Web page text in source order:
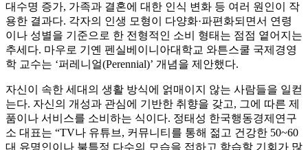
대수명 증가, 가족과 결혼에 대한 인식 변화 등 여러 원인이 작
용한 결과다. 각자의 인생 모형이 다양화·파편화되면서 연령
이나 성별을 기준으로 한 전형적인 소비 형태는 점점 옅어지는
추세다. 마우로 기옌 펜실베이니아대학교 와튼스쿨 국제경영
학 교수는 ‘퍼레니얼(Perennial)’ 개념을 제안했다.
자신이 속한 세대의 생활 방식에 얽매이지 않는 사람들을 일컫
는다. 자신의 개성과 관심에 기반한 취향을 갖고, 그에 따른 제
품이나 서비스를 소비하는 식이다. 정태성 한국행동경제연구
소 대표는 “TV나 유튜브, 커뮤니티를 통해 젊고 건강한 50~60
대 유명인이나 불특정 다수의 모습을 접하고 학습할 기회가 많